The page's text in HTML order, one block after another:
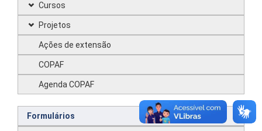
Cursos
Projetos
Ações de extensão
COPAF
Agenda COPAF
Formulários